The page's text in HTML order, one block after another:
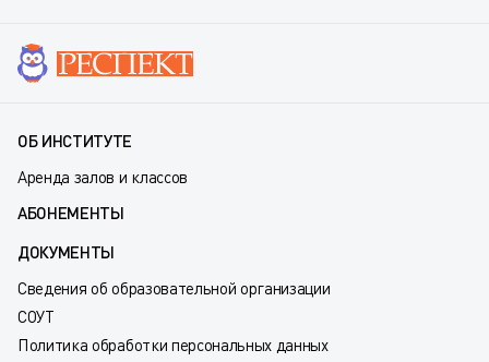
ОБ ИНСТИТУТЕ
Аренда залов и классов
АБОНЕМЕНТЫ
ДОКУМЕНТЫ
Сведения об образовательной организации
СОУТ
Политика обработки персональных данных